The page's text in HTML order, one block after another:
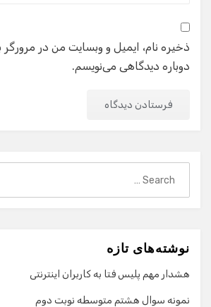
ذخیره نام، ایمیل و وبسایت من در مرورگر
دوباره دیدگاهی می‌نویسم.
نوشته‌های تازه
هشدار مهم پلیس فتا به کاربران اینترنتی
نمونه سوال هشتم متوسطه نوبت دوم